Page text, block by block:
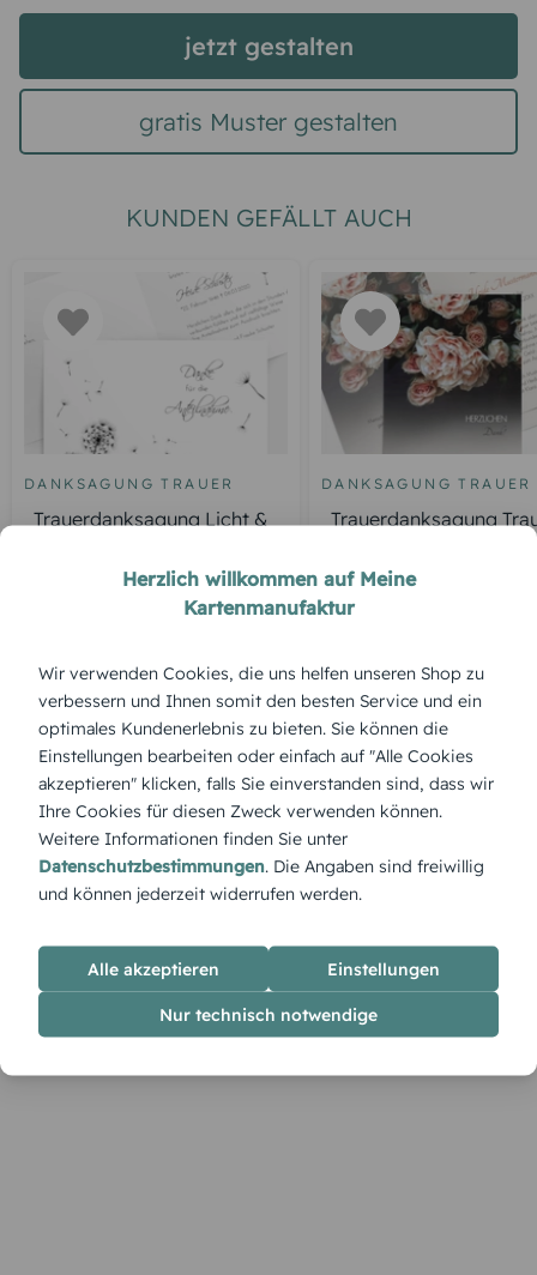
jetzt gestalten
gratis Muster gestalten
KUNDEN GEFÄLLT AUCH
DANKSAGUNG TRAUER
Trauerdanksagung Licht &
DANKSAGUNG TRAUER
Trauerdanksagung
Produktbeschreibung
Ein Himmel, in dem Wolken sanft schweben, gibt der
„Wolkenhimmel 2 quer“ Karte ihre friedvolle Stimmung.
Gestalte sie im Designer mit eigenen Bildern, Texten und
Farben.
Herzlich willkommen auf Meine
Kartenmanufaktur
Wir verwenden Cookies, die uns helfen unseren Shop zu
verbessern und Ihnen somit den besten Service und ein
optimales Kundenerlebnis zu bieten. Sie können die
Einstellungen bearbeiten oder einfach auf "Alle Cookies
akzeptieren" klicken, falls Sie einverstanden sind, dass wir
Ihre Cookies für diesen Zweck verwenden können.
Weitere Informationen finden Sie unter
Datenschutzbestimmungen. Die Angaben sind freiwillig
und können jederzeit widerrufen werden.
Alle akzeptieren Einstellungen
Nur technisch notwendige